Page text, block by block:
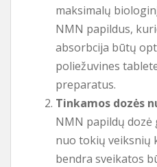
maksimalų
NMN papildus,
absorbcija būtų
poliežuvines
preparatus.
Tinkamos dozės
NMN papildų
nuo tokių veiksnių
bendra sveikatos